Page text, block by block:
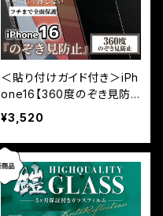
＜貼り付けガイド付き＞iPh
one16【360度のぞき見防
止】3カ月保証付き『ガラス
フィルム鎧』全面フルカバー
（黒フチタイプ）
¥3,520